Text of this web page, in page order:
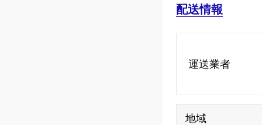
配送情報
運送業者
地域